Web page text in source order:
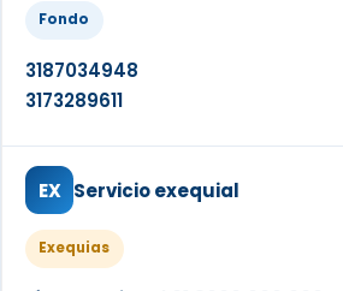
Fondo
3187034948
3173289611
EX Servicio exequial
Exequias